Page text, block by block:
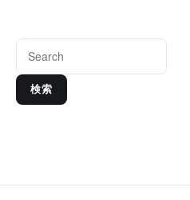
検索